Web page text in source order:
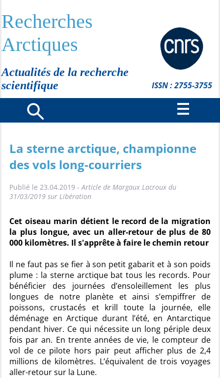
Recherches
Arctiques
Actualités de la recherche
scientifique
ISSN : 2755-3755
La sterne arctique, championne
des vols long-courriers
Publié le 23.04.2019 -Article de Margaux Lacroux du
31/03/2019 sur Libération
Cet oiseau marin détient le record de la migration
la plus longue, avec un aller-retour de plus de 80
000 kilomètres. Il s'apprête à faire le chemin retour
Il ne faut pas se fier à son petit gabarit et à son poids
plume : la sterne arctique bat tous les records. Pour
bénéficier des journées d’ensoleillement les plus
longues de notre planète et ainsi s’empiffrer de
poissons, crustacés et krill toute la journée, elle
déménage en Arctique durant l’été, en Antarctique
pendant hiver. Ce qui nécessite un long périple deux
fois par an. En trente années de vie, le compteur de
vol de ce pilote hors pair peut afficher plus de 2,4
millions de kilomètres. L’équivalent de trois voyages
aller-retour sur la Lune.